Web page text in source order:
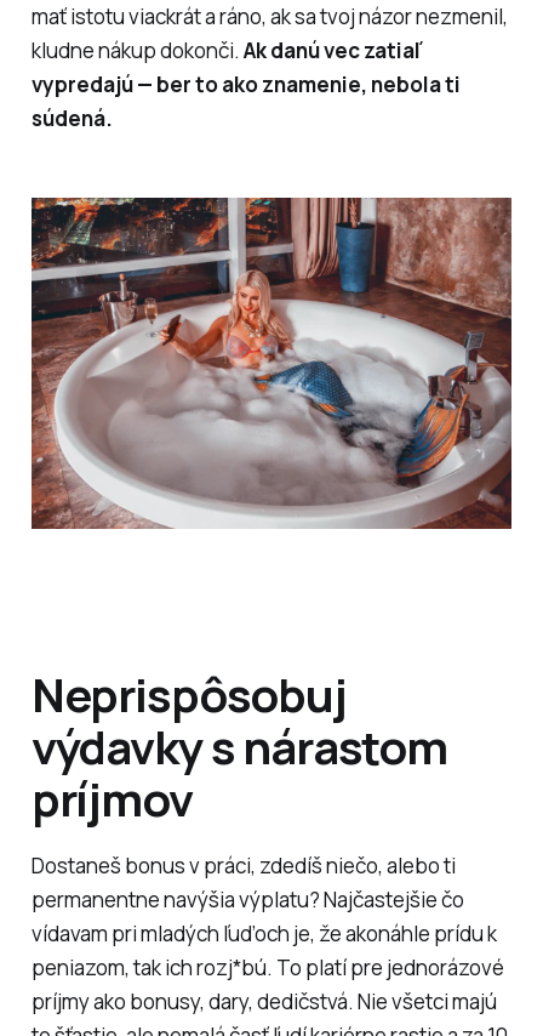
mať istotu viackrát a ráno, ak sa tvoj názor nezmenil,
kludne nákup dokonči. Ak danú vec zatiaľ
vypredajú — ber to ako znamenie, nebola ti
súdená.
Neprispôsobuj
výdavky s nárastom
príjmov
Dostaneš bonus v práci, zdedíš niečo, alebo ti
permanentne navýšia výplatu? Najčastejšie čo
vídavam pri mladých ľuďoch je, že akonáhle prídu k
peniazom, tak ich rozj*bú. To platí pre jednorázové
príjmy ako bonusy, dary, dedičstvá. Nie všetci majú